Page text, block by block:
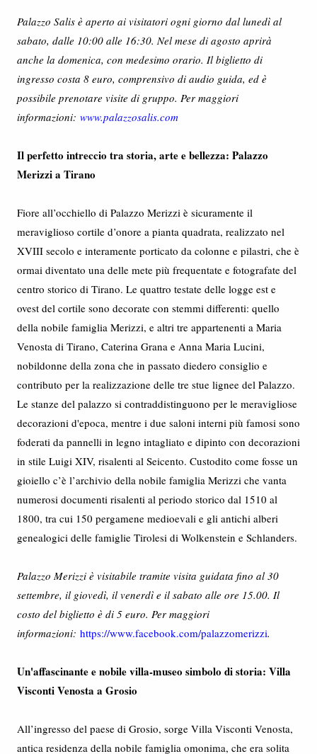
Palazzo Salis è aperto ai visitatori ogni giorno dal lunedì al
sabato, dalle 10:00 alle 16:30. Nel mese di agosto aprirà
anche la domenica, con medesimo orario. Il biglietto di
ingresso costa 8 euro, comprensivo di audio guida, ed è
possibile prenotare visite di gruppo. Per maggiori
informazioni: www.palazzosalis.com
Il perfetto intreccio tra storia, arte e bellezza: Palazzo
Merizzi a Tirano
Fiore all’occhiello di Palazzo Merizzi è sicuramente il
meraviglioso cortile d’onore a pianta quadrata, realizzato nel
XVIII secolo e interamente porticato da colonne e pilastri, che è
ormai diventato una delle mete più frequentate e fotografate del
centro storico di Tirano. Le quattro testate delle logge est e
ovest del cortile sono decorate con stemmi differenti: quello
della nobile famiglia Merizzi, e altri tre appartenenti a Maria
Venosta di Tirano, Caterina Grana e Anna Maria Lucini,
nobildonne della zona che in passato diedero consiglio e
contributo per la realizzazione delle tre stue lignee del Palazzo.
Le stanze del palazzo si contraddistinguono per le meravigliose
decorazioni d'epoca, mentre i due saloni interni più famosi sono
foderati da pannelli in legno intagliato e dipinto con decorazioni
in stile Luigi XIV, risalenti al Seicento. Custodito come fosse un
gioiello c’è l’archivio della nobile famiglia Merizzi che vanta
numerosi documenti risalenti al periodo storico dal 1510 al
1800, tra cui 150 pergamene medioevali e gli antichi alberi
genealogici delle famiglie Tirolesi di Wolkenstein e Schlanders.
Palazzo Merizzi è visitabile tramite visita guidata fino al 30
settembre, il giovedì, il venerdì e il sabato alle ore 15.00. Il
costo del biglietto è di 5 euro. Per maggiori
informazioni: https://www.facebook.com/palazzomerizzi.
Un'affascinante e nobile villa-museo simbolo di storia: Villa
Visconti Venosta a Grosio
All’ingresso del paese di Grosio, sorge Villa Visconti Venosta,
antica residenza della nobile famiglia omonima, che era solita